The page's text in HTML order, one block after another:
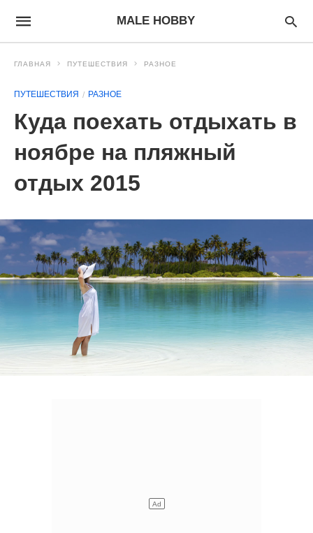
MALE HOBBY
ГЛАВНАЯ ПУТЕШЕСТВИЯ РАЗНОЕ
ПУТЕШЕСТВИЯ РАЗНОЕ
Куда поехать отдыхать в
ноябре на пляжный
отдых 2015